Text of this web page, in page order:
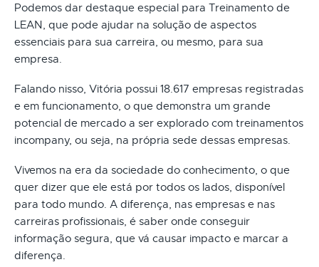
Podemos dar destaque especial para Treinamento de
LEAN, que pode ajudar na solução de aspectos
essenciais para sua carreira, ou mesmo, para sua
empresa.
Falando nisso, Vitória possui 18.617 empresas registradas
e em funcionamento, o que demonstra um grande
potencial de mercado a ser explorado com treinamentos
incompany, ou seja, na própria sede dessas empresas.
Vivemos na era da sociedade do conhecimento, o que
quer dizer que ele está por todos os lados, disponível
para todo mundo. A diferença, nas empresas e nas
carreiras profissionais, é saber onde conseguir
informação segura, que vá causar impacto e marcar a
diferença.